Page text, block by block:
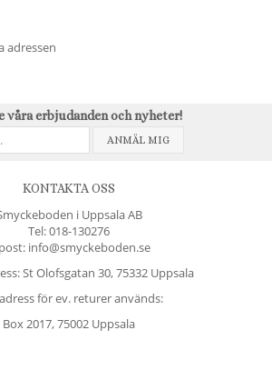
adressen
våra erbjudanden och nyheter!
ANMÄL MIG
KONTAKTA OSS
i Uppsala AB
Tel:018-130276
info@smyckeboden.se
St Olofsgatan 30, 75332 Uppsala
för ev. returer används:
Box 2017, 75002 Uppsala